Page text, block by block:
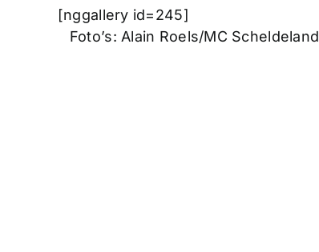
[nggallery id=245]
Foto’s: Alain Roels/MC Scheldeland